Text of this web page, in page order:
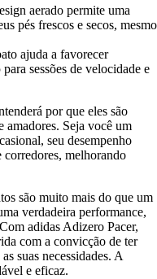
aerado permite uma
pés frescos e secos, mesmo
ajuda a favorecer
sessões de velocidade e
por que eles são
amadores. Seja você um
seu desempenho
corredores, melhorando
são muito mais do que um
verdadeira performance,
adidas Adizero Pacer,
com a convicção de ter
suas necessidades. A
e eficaz.